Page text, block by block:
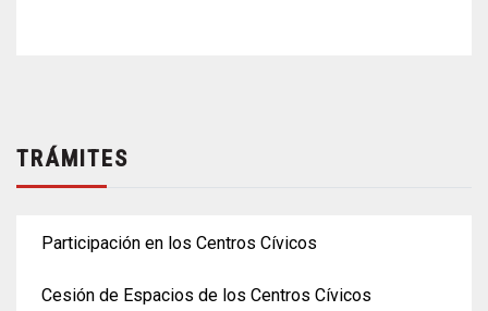
TRÁMITES
Participación en los Centros Cívicos
Cesión de Espacios de los Centros Cívicos